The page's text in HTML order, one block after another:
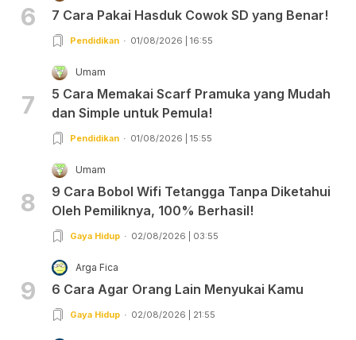
6 7 Cara Pakai Hasduk Cowok SD yang Benar!
Pendidikan 01/08/2026 | 16:55
7
Umam
5 Cara Memakai Scarf Pramuka yang Mudah
dan Simple untuk Pemula!
Pendidikan 01/08/2026 | 15:55
8
Umam
9 Cara Bobol Wifi Tetangga Tanpa Diketahui
Oleh Pemiliknya, 100% Berhasil!
Gaya Hidup 02/08/2026 | 03:55
9
Arga Fica
6 Cara Agar Orang Lain Menyukai Kamu
Gaya Hidup 02/08/2026 | 21:55